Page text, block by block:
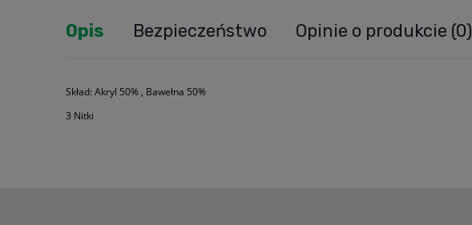
Opis Bezpieczeństwo Opinie o produkcie (0)
Skład: Akryl 50% , Bawełna 50%
3 Nitki